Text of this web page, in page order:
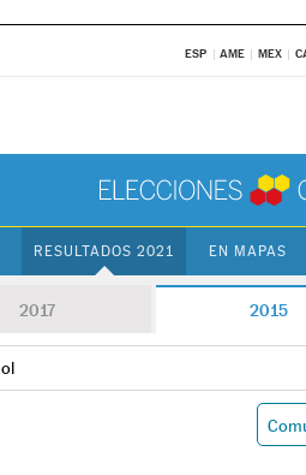
ESP AME MEX
RESULTADOS 2021 EN MAPAS
2017 2015